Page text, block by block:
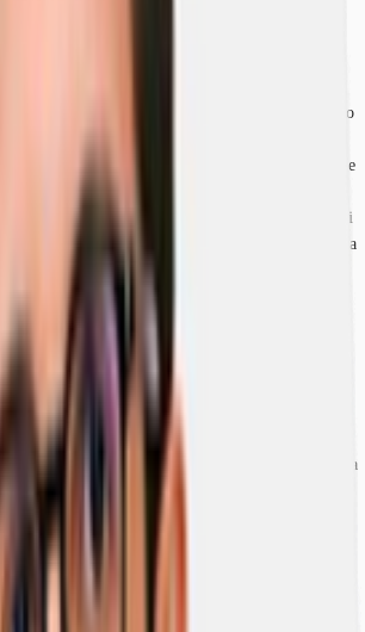
a Novate Milanese, Milano. Magazzino moderno
ubicato presso il comune di Novate Milanese,
realizzazione, è ideale per logistica standard e
con specifiche di ultima generazione in tema di
consumi, grazie anche alla copertura con pannelli
BREEAM Excellent. DISPONIBILITA’ Futura
pari a circa 9,600 mq.
è posizionato in un’area ricca di
Milano (500 m) e a pochi km dalle principali reti
permette di muoversi agilmente non solo tra la
lombarde, ma anche in tutto il Nord e Centro
distanza dall’Aeroporto di Linate (30 km) e da
quest’ultimo tra i principali aeroporti cargo
1,9 km dalla A52 Tangenziale Nord di Milano 4
9 km dalla A4 (Torino - Venezia) 30 km da
Aeroporto di Malpensa